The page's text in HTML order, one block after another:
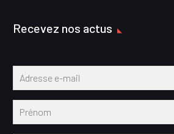
Recevez nos actus